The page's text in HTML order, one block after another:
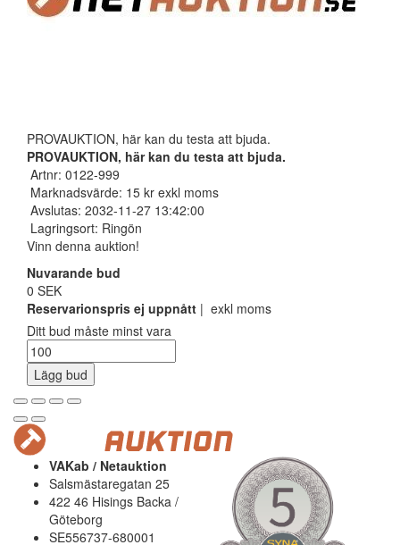
PROVAUKTION, här kan du testa att bjuda.
PROVAUKTION, här kan du testa att bjuda.
Artnr: 0122-999
Marknadsvärde: 15 kr exkl moms
Avslutas: 2032-11-27 13:42:00
Lagringsort: Ringön
Vinn denna auktion!
Nuvarande bud
0 SEK
Reservarionspris ej uppnått | exkl moms
Ditt bud måste minst vara
Lägg bud
VAKab / Netauktion
Salsmästaregatan 25
422 46 Hisings Backa /
Göteborg
SE556737-680001